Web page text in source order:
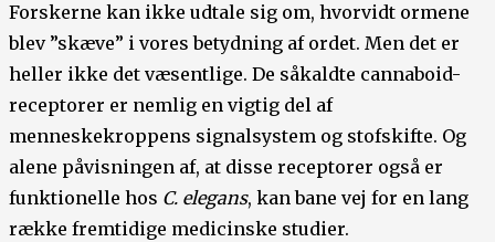
Forskerne kan ikke udtale sig om, hvorvidt ormene
blev ”skæve” i vores betydning af ordet. Men det er
heller ikke det væsentlige. De såkaldte cannaboid-
receptorer er nemlig en vigtig del af
menneskekroppens signalsystem og stofskifte. Og
alene påvisningen af, at disse receptorer også er
funktionelle hos C. elegans, kan bane vej for en lang
række fremtidige medicinske studier.